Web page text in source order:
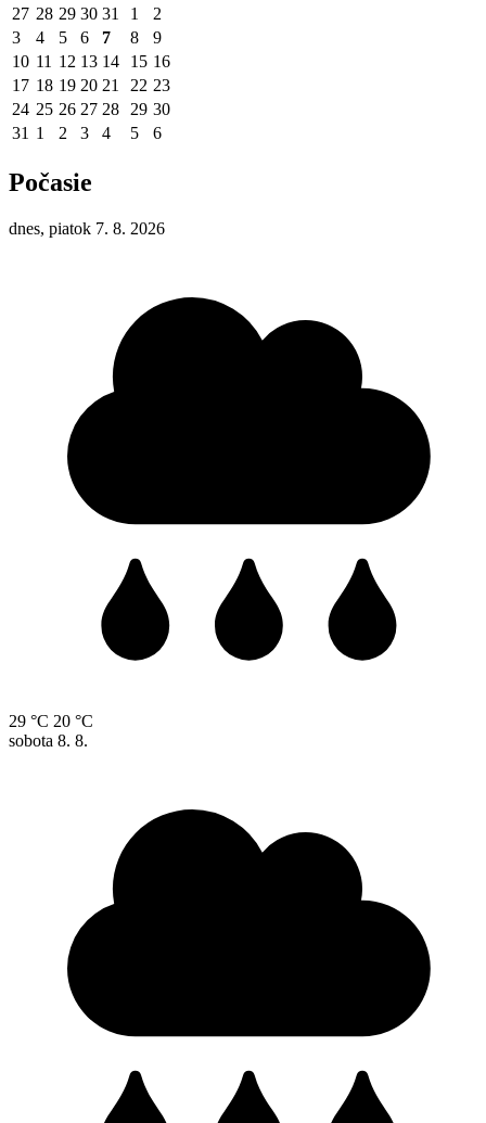
27 28 29 30 31 1
2
3
4 5 6 7 8
9
10 11 12 13 14 15 16
17 18 19 20 21 22 23
24 25 26 27 28 29 30
31 1 2 3 4 5 6
Počasie
dnes, piatok 7. 8. 2026
29 °C 20 °C
sobota 8. 8.